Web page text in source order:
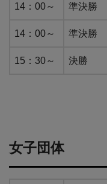
14：00～ 準決勝
14：00～ 準決勝
15：30～ 決勝
女子団体